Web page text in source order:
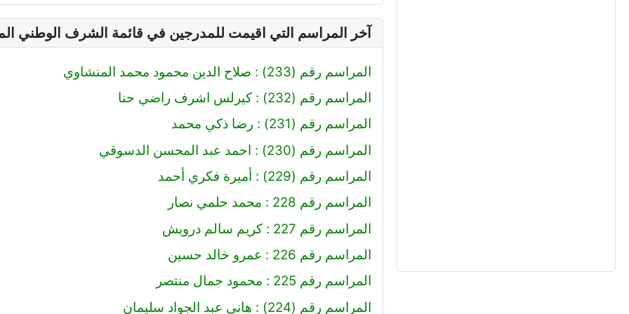
آخر المراسم التي اقيمت للمدرجين في قائمة الشرف الوطني
المراسم رقم (233) : صلاح الدين محمود محمد المنشاوي
المراسم رقم (232) : كيرلس اشرف راضي حنا
المراسم رقم (231) : رضا ذكي محمد
المراسم رقم (230) : احمد عبد المحسن الدسوقي
المراسم رقم (229) : أميرة فكري أحمد
المراسم رقم 228 : محمد حلمي نصار
المراسم رقم 227 : كريم سالم درويش
المراسم رقم 226 : عمرو خالد حسين
المراسم رقم 225 : محمود جمال منتصر
المراسم رقم (224) : هاني عبد الجواد سليمان